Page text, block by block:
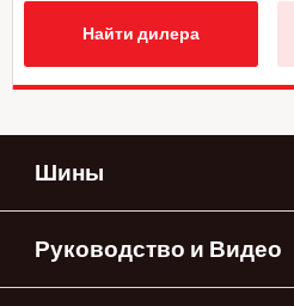
Найти дилера
Шины
Руководство и Видео